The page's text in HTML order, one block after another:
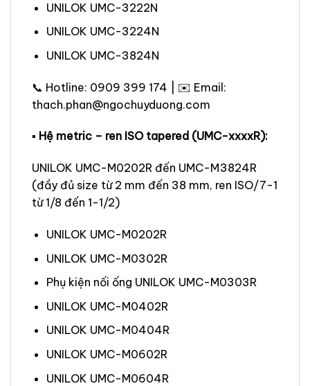
UNILOK UMC-3222N
UNILOK UMC-3224N
UNILOK UMC-3824N
📞 Hotline: 0909 399 174 | ✉️ Email:
thach.phan@ngochuyduong.com
▪ Hệ metric – ren ISO tapered (UMC-xxxxR):
UNILOK UMC-M0202R đến UMC-M3824R
(đầy đủ size từ 2 mm đến 38 mm, ren ISO/7-1
từ 1/8 đến 1-1/2)
UNILOK UMC-M0202R
UNILOK UMC-M0302R
Phụ kiện nối ống UNILOK UMC-M0303R
UNILOK UMC-M0402R
UNILOK UMC-M0404R
UNILOK UMC-M0602R
UNILOK UMC-M0604R